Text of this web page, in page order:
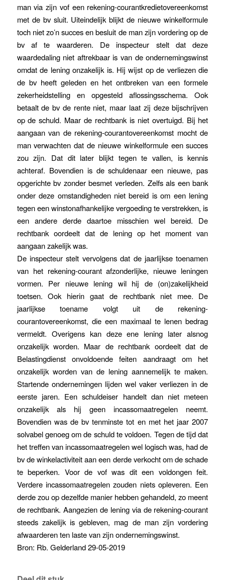
man via zijn vof een rekening-courantkredietovereenkomst
met de bv sluit. Uiteindelijk blijkt de nieuwe winkelformule
toch niet zo’n succes en besluit de man zijn vordering op de
bv af te waarderen. De inspecteur stelt dat deze
waardedaling niet aftrekbaar is van de ondernemingswinst
omdat de lening onzakelijk is. Hij wijst op de verliezen die
de bv heeft geleden en het ontbreken van een formele
zekerheidstelling en opgesteld aflossingsschema. Ook
betaalt de bv de rente niet, maar laat zij deze bijschrijven
op de schuld. Maar de rechtbank is niet overtuigd. Bij het
aangaan van de rekening-courantovereenkomst mocht de
man verwachten dat de nieuwe winkelformule een succes
zou zijn. Dat dit later blijkt tegen te vallen, is kennis
achteraf. Bovendien is de schuldenaar een nieuwe, pas
opgerichte bv zonder besmet verleden. Zelfs als een bank
onder deze omstandigheden niet bereid is om een lening
tegen een winstonafhankelijke vergoeding te verstrekken, is
een andere derde daartoe misschien wel bereid. De
rechtbank oordeelt dat de lening op het moment van
aangaan zakelijk was.
De inspecteur stelt vervolgens dat de jaarlijkse toenamen
van het rekening-courant afzonderlijke, nieuwe leningen
vormen. Per nieuwe lening wil hij de (on)zakelijkheid
toetsen. Ook hierin gaat de rechtbank niet mee. De
jaarlijkse toename volgt uit de rekening-
courantovereenkomst, die een maximaal te lenen bedrag
vermeldt. Overigens kan deze ene lening later alsnog
onzakelijk worden. Maar de rechtbank oordeelt dat de
Belastingdienst onvoldoende feiten aandraagt om het
onzakelijk worden van de lening aannemelijk te maken.
Startende ondernemingen lijden wel vaker verliezen in de
eerste jaren. Een schuldeiser handelt dan niet meteen
onzakelijk als hij geen incassomaatregelen neemt.
Bovendien was de bv tenminste tot en met het jaar 2007
solvabel genoeg om de schuld te voldoen. Tegen de tijd dat
het treffen van incassomaatregelen wel logisch was, had de
bv de winkelactiviteit aan een derde verkocht om de schade
te beperken. Voor de vof was dit een voldongen feit.
Verdere incassomaatregelen zouden niets opleveren. Een
derde zou op dezelfde manier hebben gehandeld, zo meent
de rechtbank. Aangezien de lening via de rekening-courant
steeds zakelijk is gebleven, mag de man zijn vordering
afwaarderen ten laste van zijn ondernemingswinst.
Bron: Rb. Gelderland 29-05-2019